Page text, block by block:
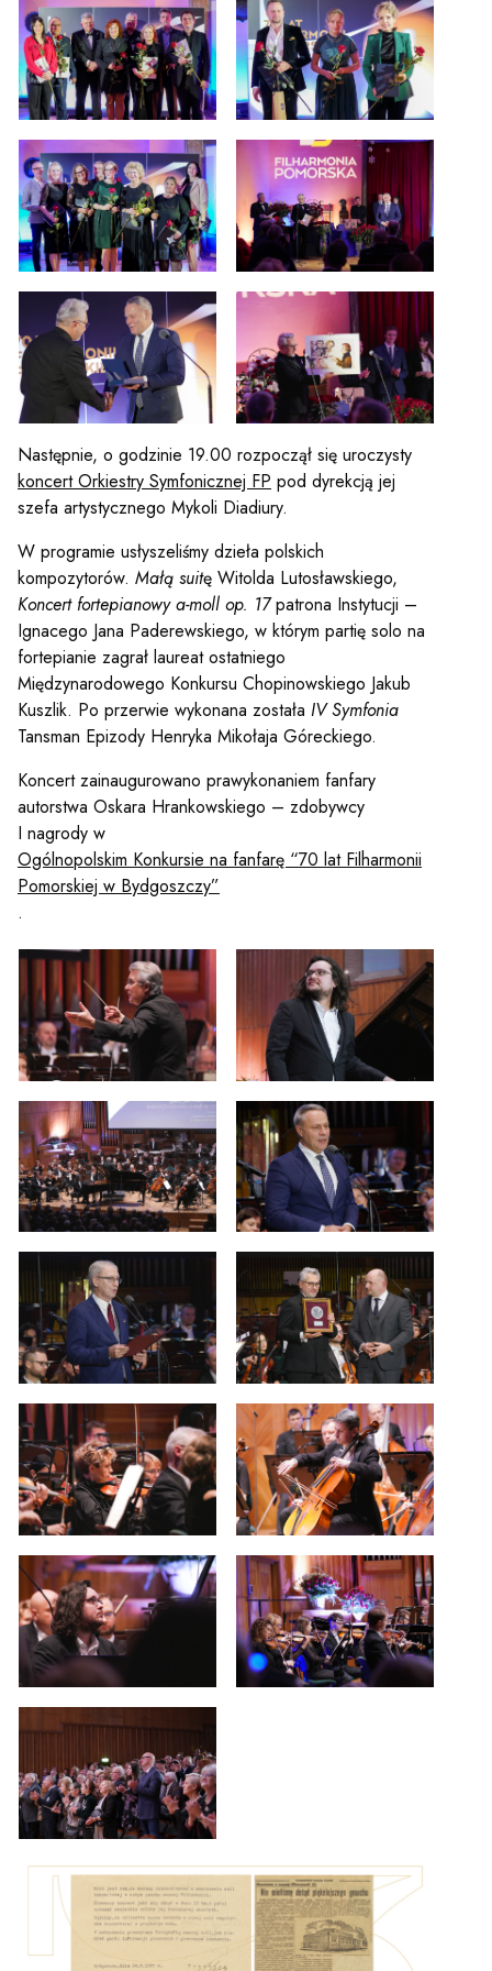
Następnie, o godzinie 19.00 rozpoczął się uroczysty
koncert Orkiestry Symfonicznej FP pod dyrekcją jej
szefa artystycznego Mykoli Diadiury.
W programie usłyszeliśmy dzieła polskich
kompozytorów. Małą suitę Witolda Lutosławskiego,
Koncert fortepianowy a-moll op. 17patrona Instytucji –
Ignacego Jana Paderewskiego, w którym partię solo na
fortepianie zagrał laureat ostatniego
Międzynarodowego Konkursu Chopinowskiego Jakub
Kuszlik. Po przerwie wykonana została IV Symfonia
Tansman Epizody Henryka Mikołaja Góreckiego.
Koncert zainaugurowano prawykonaniem fanfary
autorstwa Oskara Hrankowskiego – zdobywcy
I nagrody w
Ogólnopolskim Konkursie na fanfarę “70 lat Filharmonii
Pomorskiej w Bydgoszczy”
.